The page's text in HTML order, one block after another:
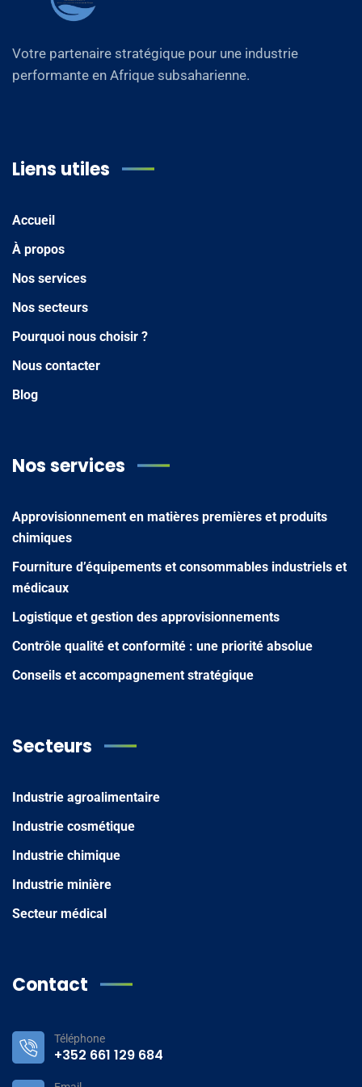
Votre partenaire stratégique pour une industrie
performante en Afrique subsaharienne.
Liens utiles
Accueil
À propos
Nos services
Nos secteurs
Pourquoi nous choisir ?
Nous contacter
Blog
Nos services
Approvisionnement en matières premières et produits
chimiques
Fourniture d’équipements et consommables industriels et
médicaux
Logistique et gestion des approvisionnements
Contrôle qualité et conformité : une priorité absolue
Conseils et accompagnement stratégique
Secteurs
Industrie agroalimentaire
Industrie cosmétique
Industrie chimique
Industrie minière
Secteur médical
Contact
Téléphone
+352 661 129 684